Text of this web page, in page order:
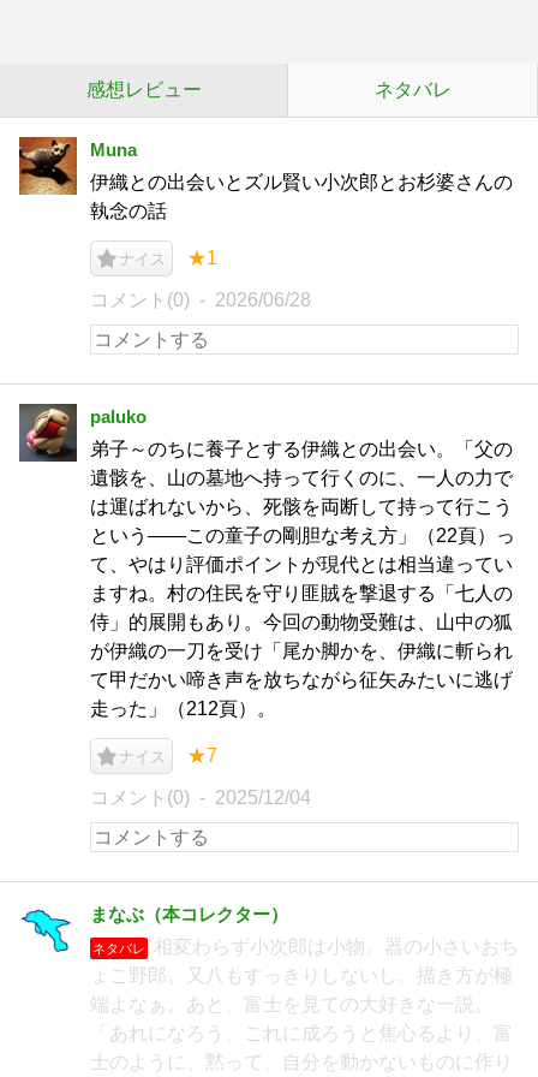
感想レビュー ネタバレ
Muna
伊織との出会いとズル賢い小次郎とお杉婆さんの
執念の話
ナイス ★1
コメント(0) 2026/06/28
paluko
弟子～のちに養子とする伊織との出会い。「父の
遺骸を、山の墓地へ持って行くのに、一人の力で
は運ばれないから、死骸を両断して持って行こう
という――この童子の剛胆な考え方」（22頁）っ
て、やはり評価ポイントが現代とは相当違ってい
ますね。村の住民を守り匪賊を撃退する「七人の
侍」的展開もあり。今回の動物受難は、山中の狐
が伊織の一刀を受け「尾か脚かを、伊織に斬られ
て甲だかい啼き声を放ちながら征矢みたいに逃げ
走った」（212頁）。
ナイス ★7
コメント(0) 2025/12/04
まなぶ（本コレクター）
ネタバレ
相変わらず小次郎は小物。器の小さいおち
ょこ野郎。又八もすっきりしないし。描き方が極
端よなぁ。あと、富士を見ての大好きな一説。
「あれになろう、これに成ろうと焦心るより、富
士のように、黙って、自分を動かないものに作り